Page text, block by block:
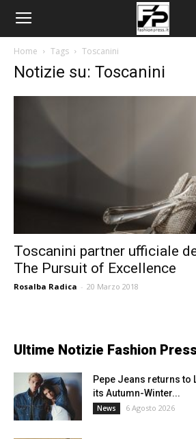
Home Tags Toscanini
Notizie su: Toscanini
Toscanini partner ufficiale
The Pursuit of Excellence
Rosalba Radica - 20 Marzo 2018
Ultime Notizie Fashion
Pepe Jeans returns to
its Autumn-Winter...
News 6 Agosto 2026